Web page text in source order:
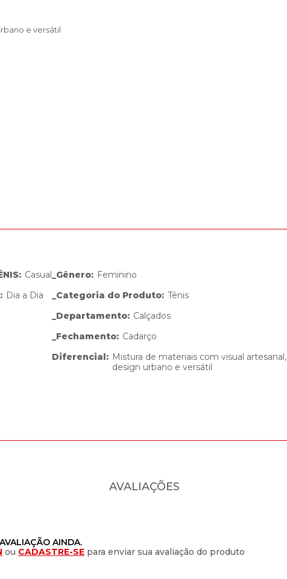
e versátil
: Casual
: Dia a Dia
_Gênero: Feminino
_Categoria do Produto: Tênis
_Departamento: Calçados
_Fechamento: Cadarço
Diferencial: Mistura de materiais com visual artesanal,
design urbano e versátil
AVALIAÇÕES
AINDA.
ou CADASTRE-SE para enviar sua avaliação do produto